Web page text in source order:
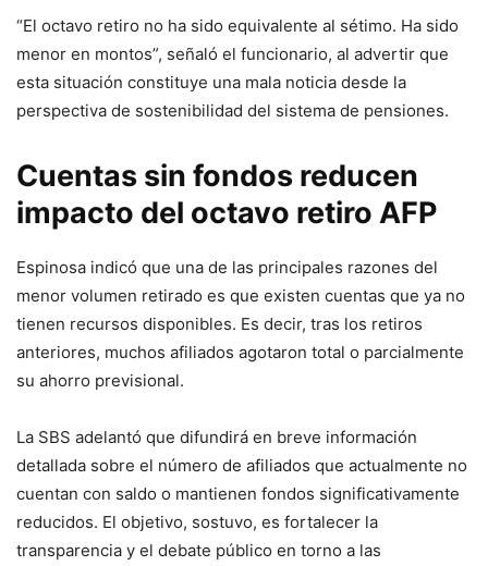
“El octavo retiro no ha sido equivalente al sétimo. Ha sido
menor en montos”, señaló el funcionario, al advertir que
esta situación constituye una mala noticia desde la
perspectiva de sostenibilidad del sistema de pensiones.
Cuentas sin fondos reducen
impacto del octavo retiro AFP
Espinosa indicó que una de las principales razones del
menor volumen retirado es que existen cuentas que ya no
tienen recursos disponibles. Es decir, tras los retiros
anteriores, muchos afiliados agotaron total o parcialmente
su ahorro previsional.
La SBS adelantó que difundirá en breve información
detallada sobre el número de afiliados que actualmente no
cuentan con saldo o mantienen fondos significativamente
reducidos. El objetivo, sostuvo, es fortalecer la
transparencia y el debate público en torno a las